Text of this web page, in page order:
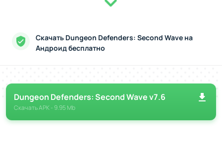
уникальные способности своих персонажей.
реальном времени и стратегический оверлей,
позволяющий создавать линии обороны. Dungeon
Вы сможете выбрать стиль игры - молниеносные атаки
ассасина или разрушительная мощь мага, адаптируясь
к меняющимся сценариям.
Скачать Dungeon Defenders: Second Wave на
Андроид бесплатно
Dungeon Defenders: Second Wave v7.6
СкачатьAPK- 9.95 Mb